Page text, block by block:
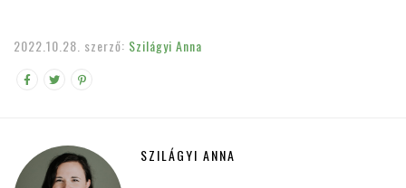
2022.10.28. szerző: Szilágyi Anna
SZILÁGYI ANNA